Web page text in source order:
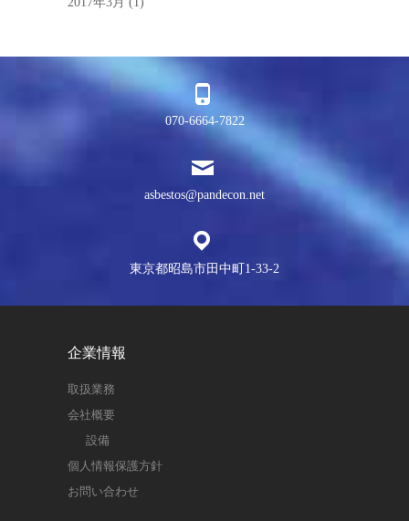
070-6664-7822
asbestos@pandecon.net
東京都昭島市田中町1-33-2
企業情報
取扱業務
会社概要
設備
個人情報保護方針
お問い合わせ